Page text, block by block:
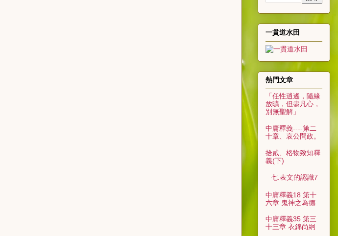
一貫道水田
熱門文章
「任性逍遙，隨緣
放曠，但盡凡心，
別無聖解」
中庸釋義----第二
十章、哀公問政。
拾貳、格物致知釋
義(下)
七.表文的認識7
中庸釋義18 第十
六章 鬼神之為德
中庸釋義35 第三
十三章 衣錦尚絅